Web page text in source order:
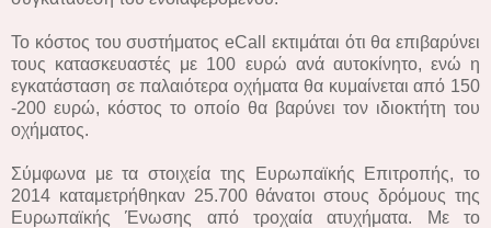
Το κόστος του συστήματος eCall εκτιμάται ότι θα επιβαρύνει
τους κατασκευαστές με 100 ευρώ ανά αυτοκίνητο, ενώ η
εγκατάσταση σε παλαιότερα οχήματα θα κυμαίνεται από 150
-200 ευρώ, κόστος το οποίο θα βαρύνει τον ιδιοκτήτη του
οχήματος.
Σύμφωνα με τα στοιχεία της Ευρωπαϊκής Επιτροπής, το
2014 καταμετρήθηκαν 25.700 θάνατοι στους δρόμους της
Ευρωπαϊκής Ένωσης από τροχαία ατυχήματα. Με το